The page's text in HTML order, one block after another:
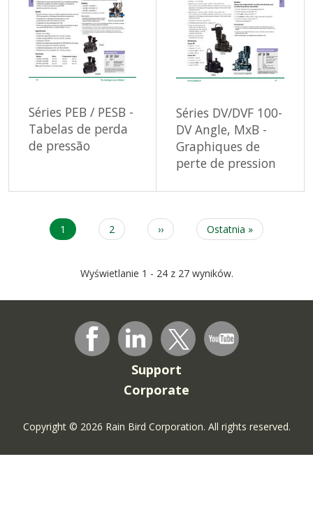
Séries PEB / PESB -
Tabelas de perda
de pressão
Séries DV/DVF 100-
DV Angle, MxB -
Graphiques de
perte de pression
PaginationCurrent
page
1 Page
2
Next
page
››
Last
page
Ostatnia »
Wyświetlanie 1 - 24 z 27 wyników.
Support
Corporate
Copyright © 2026 Rain Bird Corporation. All rights reserved.